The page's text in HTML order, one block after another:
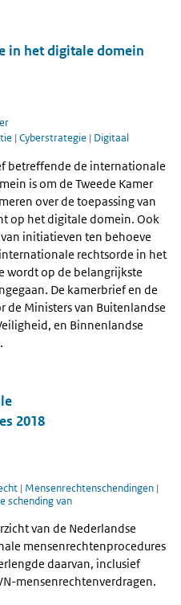
in het digitale domein
| Cyberstrategie | Digitaal
betreffende de internationale
is om de Tweede Kamer
over de toepassing van
op het digitale domein. Ook
initiatieven ten behoeve
rechtsorde in het
wordt op de belangrijkste
De kamerbrief en de
de Ministers van Buitenlandse
en Binnenlandse
2018
| Mensenrechtenschendingen |
schending van
van de Nederlandse
mensenrechtenprocedures
daarvan, inclusief
mensenrechtenverdragen.